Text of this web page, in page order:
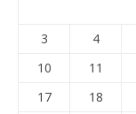
3
4
10
11
17
18